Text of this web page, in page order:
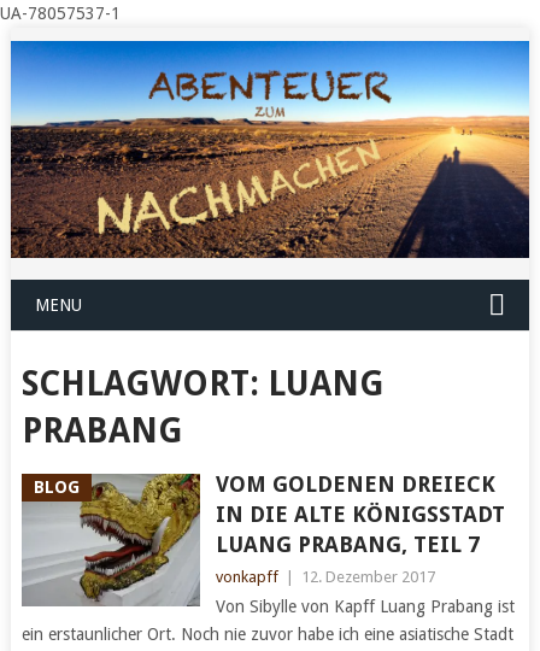
UA-78057537-1
MENU
SCHLAGWORT: LUANG
PRABANG
BLOG
VOM GOLDENEN DREIECK
IN DIE ALTE KÖNIGSSTADT
LUANG PRABANG, TEIL 7
vonkapff 12. Dezember 2017
Von Sibylle von Kapff Luang Prabang ist
ein erstaunlicher Ort. Noch nie zuvor habe ich eine asiatische Stadt